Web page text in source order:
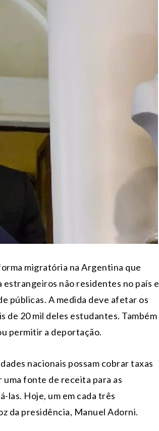
migratória na Argentina que
não residentes no país e
públicas. A medida deve afetar os
de 20 mil deles estudantes. Também
permitir a deportação.
nacionais possam cobrar taxas
fonte de receita para as
Hoje, um em cada três
da presidência, Manuel Adorni.